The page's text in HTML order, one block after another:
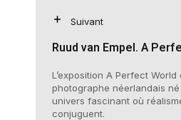
Suivant
Ruud van Empel. A
L’exposition A Perfect World
photographe néerlandais
univers fascinant où
conjuguent.